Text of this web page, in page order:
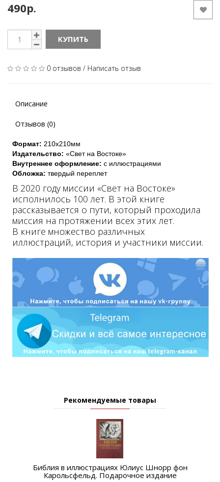
490р.
КУПИТЬ
0 отзывов / Написать отзыв
Описание
Отзывов (0)
Формат: 210х210мм
Издательство: «Свет на Востоке»
Внутреннее оформление: с иллюстрациями
Обложка: твердый переплет
В 2020 году миссии «Свет на Востоке»
исполнилось 100 лет. В этой книге
рассказывается о пути, который проходила
миссия на протяжении всех этих лет.
В книге множество различных
иллюстраций, история и участники миссии.
Рекомендуемые товары
Библия в иллюстрациях Юлиус Шнорр фон
Карольсфельд. Подарочное издание